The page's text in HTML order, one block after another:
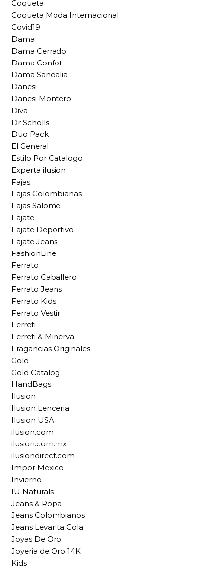
Coqueta
Coqueta Moda Internacional
Covid19
Dama
Dama Cerrado
Dama Confot
Dama Sandalia
Danesi
Danesi Montero
Diva
Dr Scholls
Duo Pack
El General
Estilo Por Catalogo
Experta ilusion
Fajas
Fajas Colombianas
Fajas Salome
Fajate
Fajate Deportivo
Fajate Jeans
FashionLine
Ferrato
Ferrato Caballero
Ferrato Jeans
Ferrato Kids
Ferrato Vestir
Ferreti
Ferreti & Minerva
Fragancias Originales
Gold
Gold Catalog
HandBags
Ilusion
Ilusion Lenceria
Ilusion USA
ilusion.com
ilusion.com.mx
ilusiondirect.com
Impor Mexico
Invierno
IU Naturals
Jeans & Ropa
Jeans Colombianos
Jeans Levanta Cola
Joyas De Oro
Joyeria de Oro 14K
Kids